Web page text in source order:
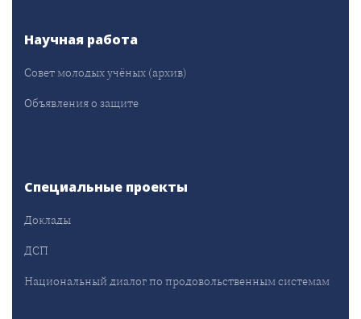
Научная работа
Совет молодых учёных (архив)
Объявления о защите
Специальные проекты
Доклады
ДСП
Национальный диалог по продовольственным системам